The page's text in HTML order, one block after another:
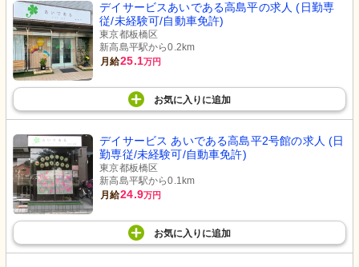
デイサービスあいである高島平の求人 (日勤専
従/未経験可/自動車免許)
東京都板橋区
新高島平駅から0.2km
月給25.1万円
お気に入り に追加
デイサービス あいである高島平2号館の求人 (日
勤専従/未経験可/自動車免許)
東京都板橋区
新高島平駅から0.1km
月給24.9万円
お気に入り に追加